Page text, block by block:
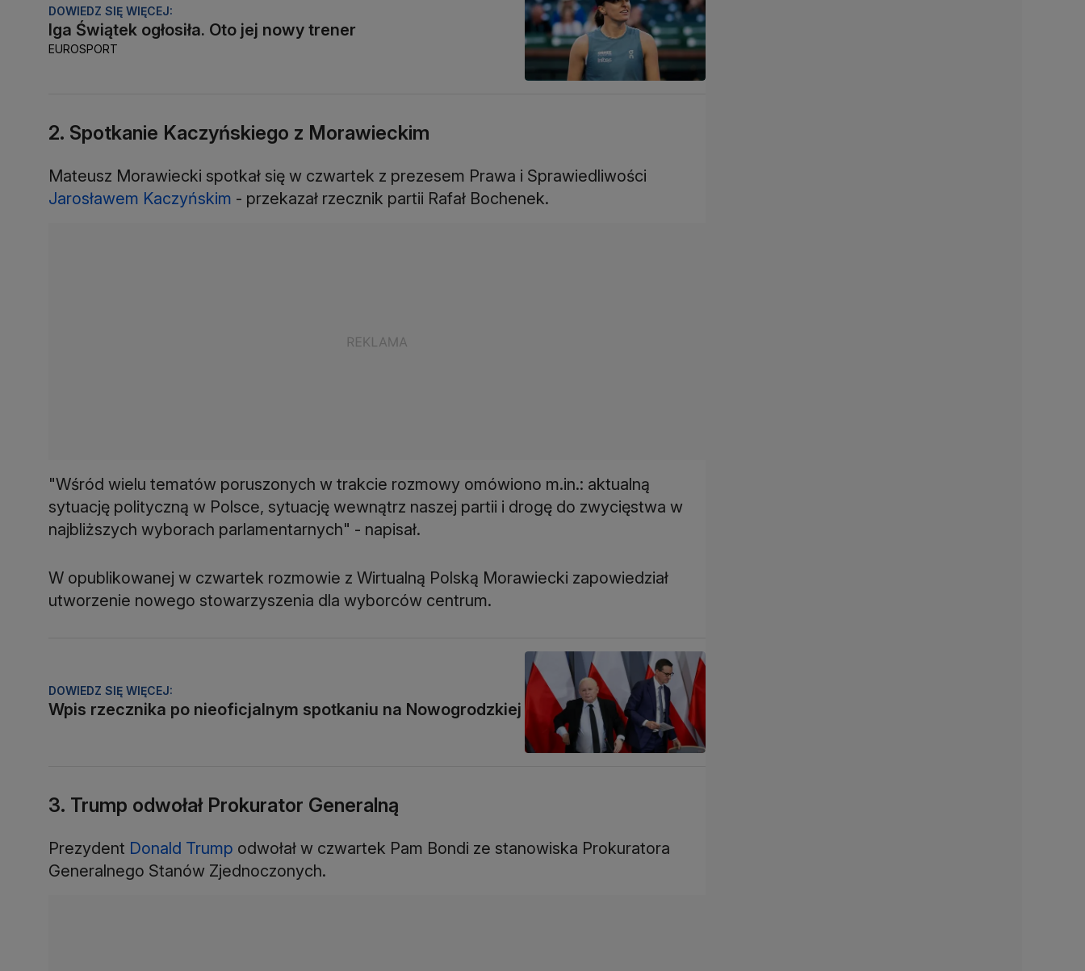
DOWIEDZ SIĘ WIĘCEJ:
Iga Świątek ogłosiła. Oto jej nowy trener
EUROSPORT
2. Spotkanie Kaczyńskiego z Morawieckim
Mateusz Morawiecki spotkał się w czwartek z prezesem Prawa i Sprawiedliwości
Jarosławem Kaczyńskim - przekazał rzecznik partii Rafał Bochenek.
"Wśród wielu tematów poruszonych w trakcie rozmowy omówiono m.in.: aktualną
sytuację polityczną w Polsce, sytuację wewnątrz naszej partii i drogę do zwycięstwa w
najbliższych wyborach parlamentarnych" - napisał.
W opublikowanej w czwartek rozmowie z Wirtualną Polską Morawiecki zapowiedział
utworzenie nowego stowarzyszenia dla wyborców centrum.
DOWIEDZ SIĘ WIĘCEJ:
Wpis rzecznika po nieoficjalnym spotkaniu na Nowogrodzkiej
3. Trump odwołał Prokurator Generalną
Prezydent Donald Trump odwołał w czwartek Pam Bondi ze stanowiska Prokuratora
Generalnego Stanów Zjednoczonych.